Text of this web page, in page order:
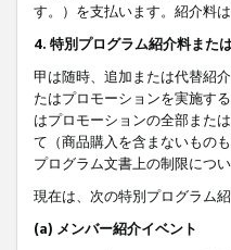
す。）を支払います。紹介料
4. 特別プログラム紹介料また
甲は随時、追加または代替紹
たはプロモーションを実施す
はプロモーションの全部また
て（商品購入を含まないもの
プログラム文書上の制限につ
現在は、次の特別プログラム
(a) メンバー紹介イベント